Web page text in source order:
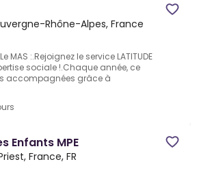
Rhône-Alpes, France
:.Rejoignez le service LATITUDE
sociale !.Chaque année, ce
accompagnées grâce à
Enfants MPE
France, FR